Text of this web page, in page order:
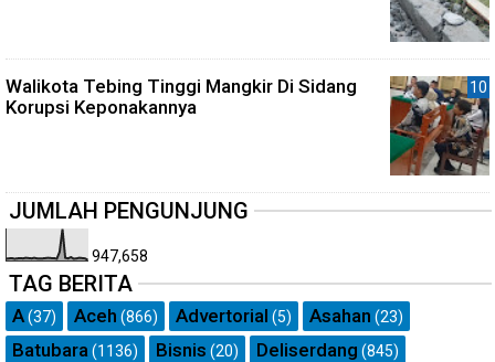
Walikota Tebing Tinggi Mangkir Di Sidang
Korupsi Keponakannya
JUMLAH PENGUNJUNG
947,658
TAG BERITA
A(37) Aceh (866) Advertorial (5) Asahan (23)
Batubara (1136) Bisnis (20) Deliserdang (845)